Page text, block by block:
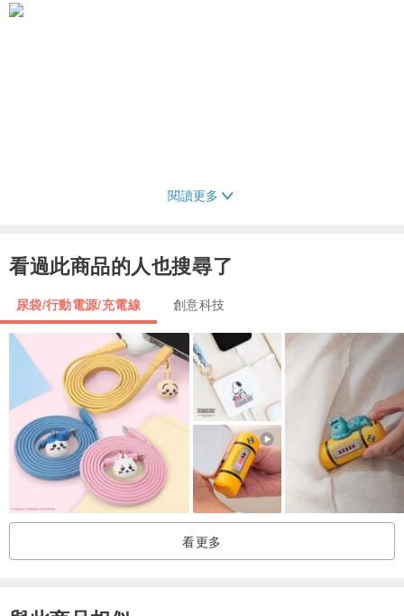
閱讀更多
看過此商品的人也搜尋了
尿袋/行動電源/充電線 創意科技
看更多